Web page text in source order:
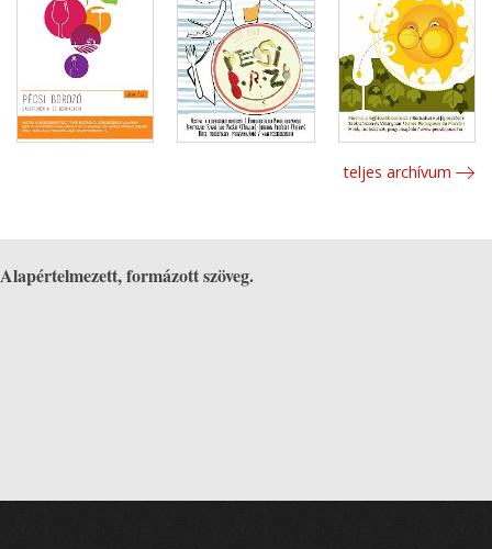
teljes archívum
Alapértelmezett, formázott szöveg.